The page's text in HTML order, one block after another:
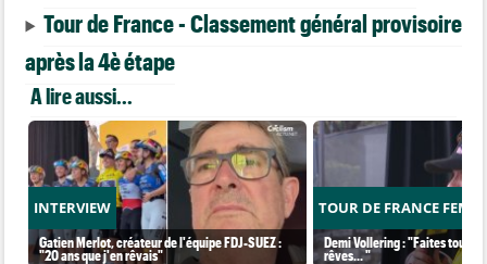
Tour de France - Classement général provisoire
après la 4è étape
A lire aussi...
INTERVIEW
Gatien Merlot, créateur de l'équipe FDJ-SUEZ :
"20 ans que j'en rêvais"
TOUR DE FRANCE
Demi Vollering : "Faites tout
rêves... "